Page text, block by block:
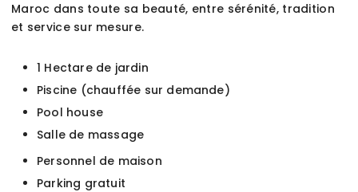
Maroc dans toute sa beauté, entre sérénité, tradition
et service sur mesure.
1 Hectare de jardin
Piscine (chauffée sur demande)
Pool house
Salle de massage
Personnel de maison
Parking gratuit